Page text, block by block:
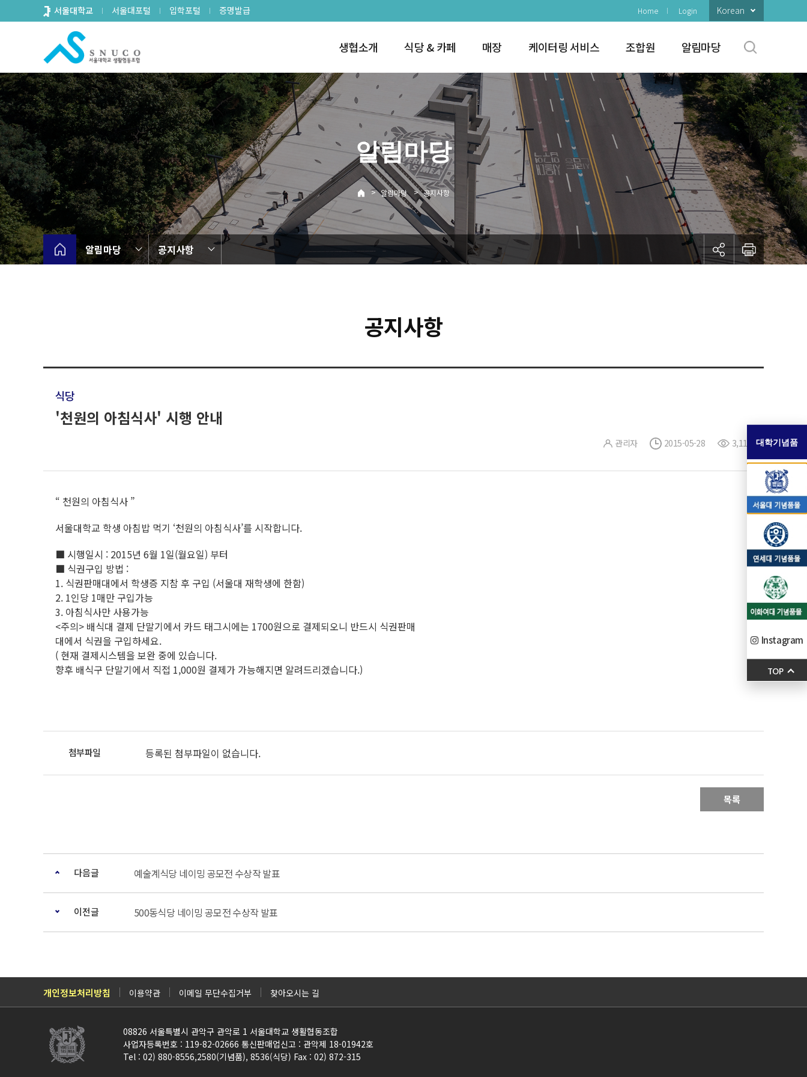
로
뉴
서울대학교 서울대포털 입학포털 증명발급 Home Login Korean
생협소개 식당 & 카페 매장 케이터링 서비스 조합원 알림마당
알림마당
> 알림마당 > 공지사항
알림마당 공지사항
공지사항
식당
'천원의 아침식사' 시행 안내
관리자 2015-05-28 3,114
“ 천원의 아침식사 ”
서울대학교 학생 아침밥 먹기 ‘천원의 아침식사’를 시작합니다.
■ 시행일시 : 2015년 6월 1일(월요일) 부터
■ 식권구입 방법 :
1. 식권판매대에서 학생증 지참 후 구입 (서울대 재학생에 한함)
2. 1인당 1매만 구입가능
3. 아침식사만 사용가능
<주의> 배식대 결제 단말기에서 카드 태그시에는 1700원으로 결제되오니 반드시 식권판매
대에서 식권을 구입하세요.
( 현재 결제시스템을 보완 중에 있습니다.
향후 배식구 단말기에서 직접 1,000원 결제가 가능해지면 알려드리겠습니다.)
등록된 첨부파일이 없습니다.
목록
다음글 예술계식당 네이밍 공모전 수상작 발표
이전글 500동식당 네이밍 공모전 수상작 발표
개인정보처리방침 이용약관 이메일 무단수집거부 찾아오시는 길
08826 서울특별시 관악구 관악로 1 서울대학교 생활협동조합
사업자등록번호 : 119-82-02666 통신판매업신고 : 관악제 18-01942호
Tel : 02) 880-8556,2580(기념품), 8536(식당) Fax : 02) 872-315
대학기념품
Instagram
TOP